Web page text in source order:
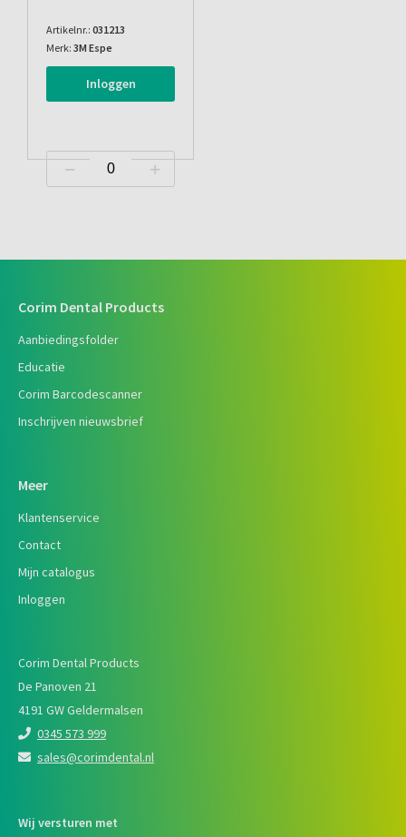
Artikelnr.: 031213
Merk: 3M Espe
Inloggen
Corim Dental Products
Aanbiedingsfolder
Educatie
Corim Barcodescanner
Inschrijven nieuwsbrief
Meer
Klantenservice
Contact
Mijn catalogus
Inloggen
Corim Dental Products
De Panoven 21
4191 GW Geldermalsen
0345 573 999
sales@corimdental.nl
Wij versturen met